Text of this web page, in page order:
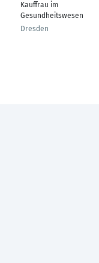
Kauffrau im
Gesundheitswesen
Dresden